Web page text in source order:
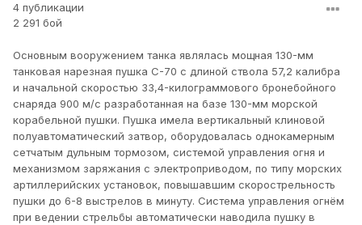
4 публикации
2 291 бой
Основным вооружением танка являлась мощная 130-мм
танковая нарезная пушка С-70 с длиной ствола 57,2 калибра
и начальной скоростью 33,4-килограммового бронебойного
снаряда 900 м/с разработанная на базе 130-мм морской
корабельной пушки. Пушка имела вертикальный клиновой
полуавтоматический затвор, оборудовалась однокамерным
сетчатым дульным тормозом, системой управления огня и
механизмом заряжания с электроприводом, по типу морских
артиллерийских установок, повышавшим скорострельность
пушки до 6-8 выстрелов в минуту. Система управления огнём
при ведении стрельбы автоматически наводила пушку в